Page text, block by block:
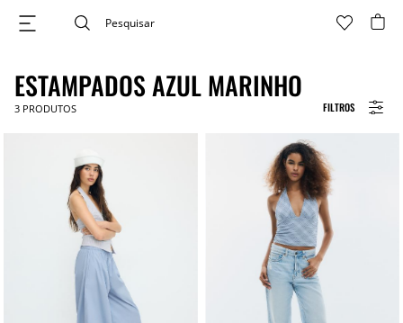
FILTROS
ESTAMPADOS AZUL MARINHO
3 PRODUTOS